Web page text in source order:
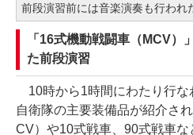
前段演習前には音楽演奏も行われ
「16式機動戦闘車（MCV）
た前段演習
10時から1時間にわたり行な
自衛隊の主要装備品が紹介さ
CV）や10式戦車、90式戦車な